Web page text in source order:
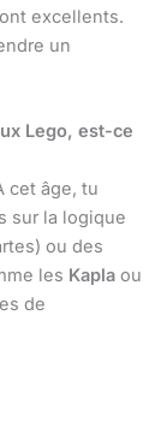
excellents.
un
Lego, est-ce
cet âge, tu
sur la logique
ou des
les Kapla ou
de